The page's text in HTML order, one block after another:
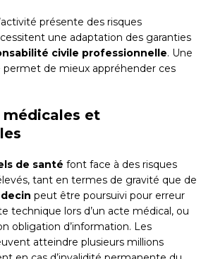
présente des risques
une adaptation des garanties
civile professionnelle. Une
permet de mieux appréhender ces
médicales et
de santé font face à des risques
tant en termes de gravité que de
peut être poursuivi pour erreur
technique lors d’un acte médical, ou
obligation d’information. Les
atteindre plusieurs millions